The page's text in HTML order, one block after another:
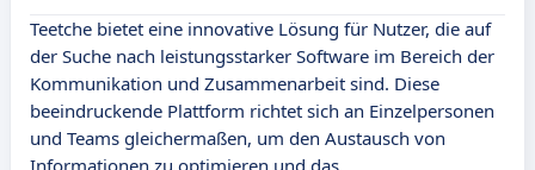
Teetche bietet eine innovative Lösung für Nutzer, die auf
der Suche nach leistungsstarker Software im Bereich der
Kommunikation und Zusammenarbeit sind. Diese
beeindruckende Plattform richtet sich an Einzelpersonen
und Teams gleichermaßen, um den Austausch von